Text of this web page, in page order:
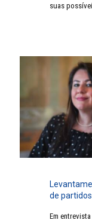
suas
de
Em